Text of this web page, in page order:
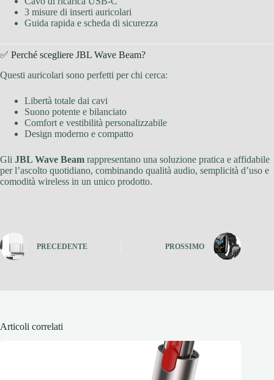
3 misure di inserti auricolari
Guida rapida e scheda di sicurezza
✅ Perché scegliere JBL Wave Beam?
Questi auricolari sono perfetti per chi cerca:
Libertà totale dai cavi
Suono potente e bilanciato
Comfort e vestibilità personalizzabile
Design moderno e compatto
Gli JBL Wave Beam rappresentano una soluzione pratica e affidabile
per l’ascolto quotidiano, combinando qualità audio, semplicità d’uso e
comodità wireless in un unico prodotto.
PRECEDENTE PROSSIMO
Articoli correlati